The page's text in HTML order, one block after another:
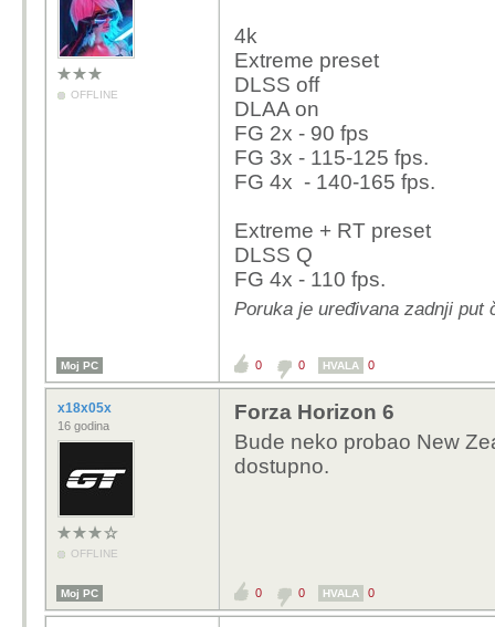
OFFLINE
4k
Extreme preset
DLSS off
DLAA on
FG 2x - 90 fps
FG 3x - 115-125 fps.
FG 4x - 140-165 fps.
Extreme + RT preset
DLSS Q
FG 4x - 110 fps.
Poruka je uređivana zadnji put
Moj PC 0 0 HVALA 0
x18x05x
16 godina
OFFLINE
Forza Horizon 6
Bude neko probao New
dostupno.
Moj PC 0 0 HVALA 0